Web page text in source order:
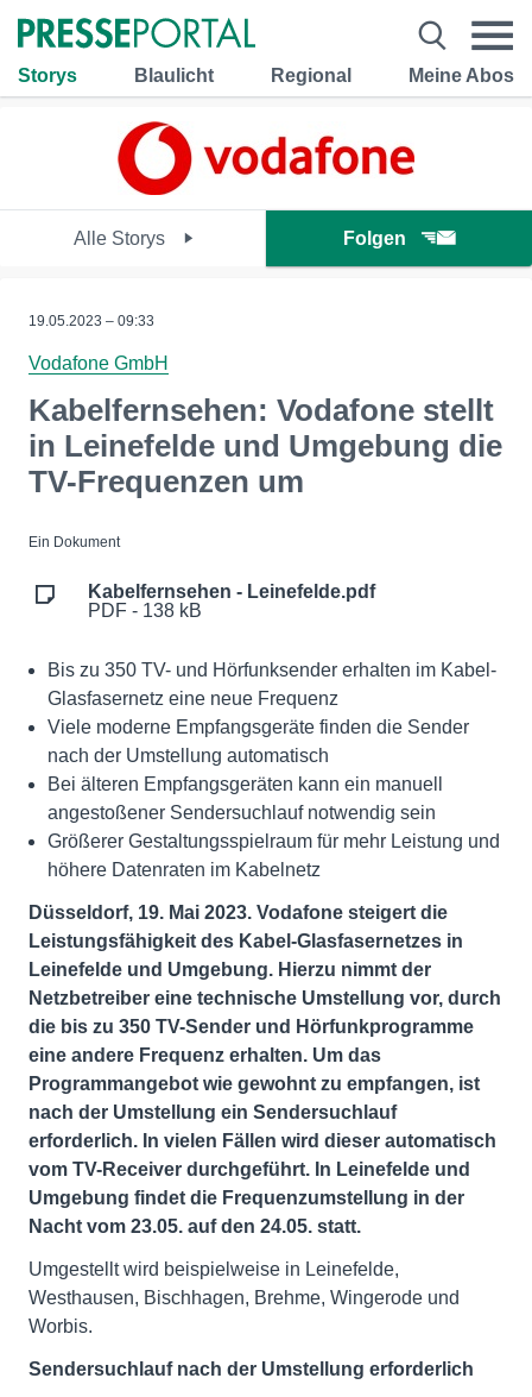
Storys Blaulicht Regional Meine Abos
Alle Storys Folgen
19.05.2023 – 09:33
Vodafone GmbH
Kabelfernsehen: Vodafone stellt
in Leinefelde und Umgebung die
TV-Frequenzen um
Ein Dokument
Kabelfernsehen - Leinefelde.pdf
PDF - 138 kB
Bis zu 350 TV- und Hörfunksender erhalten im Kabel-
Glasfasernetz eine neue Frequenz
Viele moderne Empfangsgeräte finden die Sender
nach der Umstellung automatisch
Bei älteren Empfangsgeräten kann ein manuell
angestoßener Sendersuchlauf notwendig sein
Größerer Gestaltungsspielraum für mehr Leistung und
höhere Datenraten im Kabelnetz
Düsseldorf, 19. Mai 2023. Vodafone steigert die
Leistungsfähigkeit des Kabel-Glasfasernetzes in
Leinefelde und Umgebung. Hierzu nimmt der
Netzbetreiber eine technische Umstellung vor, durch
die bis zu 350 TV-Sender und Hörfunkprogramme
eine andere Frequenz erhalten. Um das
Programmangebot wie gewohnt zu empfangen, ist
nach der Umstellung ein Sendersuchlauf
erforderlich. In vielen Fällen wird dieser automatisch
vom TV-Receiver durchgeführt. In Leinefelde und
Umgebung findet die Frequenzumstellung in der
Nacht vom 23.05. auf den 24.05. statt.
Umgestellt wird beispielweise in Leinefelde,
Westhausen, Bischhagen, Brehme, Wingerode und
Worbis.
Sendersuchlauf nach der Umstellung erforderlich